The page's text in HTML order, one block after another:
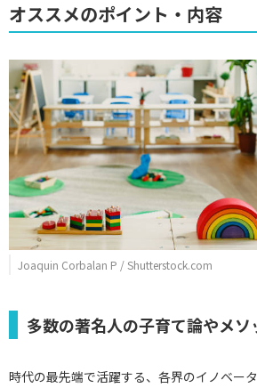
オススメのポイント・内容
Joaquin Corbalan P / Shutterstock.com
多数の著名人の子育て論やメソ
時代の最先端で活躍する、各界のイノベー